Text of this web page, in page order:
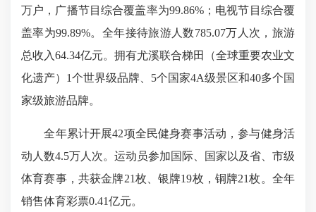
万户，广播节目综合覆盖率为99.86%；电视节目综合覆
盖率为99.89%。全年接待旅游人数785.07万人次，旅游
总收入64.34亿元。拥有尤溪联合梯田（全球重要农业文
化遗产）1个世界级品牌、5个国家4A级景区和40多个国
家级旅游品牌。
全年累计开展42项全民健身赛事活动，参与健身活
动人数4.5万人次。运动员参加国际、国家以及省、市级
体育赛事，共获金牌21枚、银牌19枚，铜牌21枚。全年
销售体育彩票0.41亿元。